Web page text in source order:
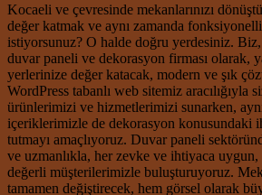
Kocaeli ve çevresinde mekanlarınızı
değer katmak ve aynı zamanda
istiyorsunuz? O halde doğru yerdesiniz.
duvar paneli ve dekorasyon firması olarak,
yerlerinize değer katacak, modern ve şık
WordPress tabanlı web sitemiz aracılığıyla
ürünlerimizi ve hizmetlerimizi sunarken,
içeriklerimizle de dekorasyon konusundaki
tutmayı amaçlıyoruz. Duvar paneli
ve uzmanlıkla, her zevke ve ihtiyaca
değerli müşterilerimizle buluşturuyoruz.
tamamen değiştirecek, hem görsel olarak